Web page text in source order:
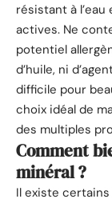
résistant à
actives. Ne
potentiel
d’huile, ni
difficile pour
choix idéal de
des multiples
Comment
minéral ?
Il existe